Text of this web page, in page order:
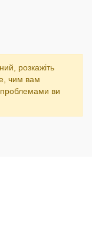
розкажіть
чим вам
ви